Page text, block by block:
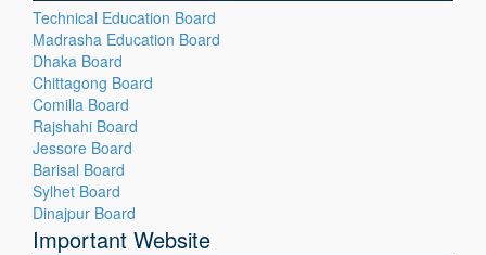
Technical Education Board
Madrasha Education Board
Dhaka Board
Chittagong Board
Comilla Board
Rajshahi Board
Jessore Board
Barisal Board
Sylhet Board
Dinajpur Board
Important Website